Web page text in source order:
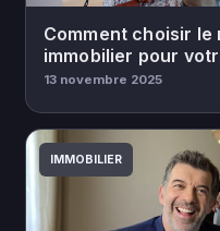
Comment choisir
immobilier pour
13 novembre 2025
IMMOBILIER